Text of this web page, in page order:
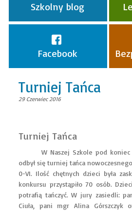
Szkolny blog
Facebook
Turniej Tańca
29 Czerwiec 2016
Turniej Tańca
W Naszej Szkole pod
odbył się turniej tańca
0-VI. Ilość chętnych dzieci była
konkursu przystąpiło 70 osób.
potrafią tańczyć. W jury zasiedli:
Ciuła, pani mgr Alina Górszczyk